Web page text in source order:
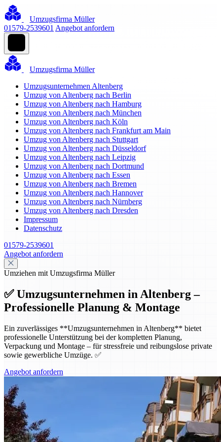
Umzugsfirma Müller
01579-2539601 Angebot anfordern
Umzugsfirma Müller
Umzugsunternehmen Altenberg
Umzug von Altenberg nach Berlin
Umzug von Altenberg nach Hamburg
Umzug von Altenberg nach München
Umzug von Altenberg nach Köln
Umzug von Altenberg nach Frankfurt am Main
Umzug von Altenberg nach Stuttgart
Umzug von Altenberg nach Düsseldorf
Umzug von Altenberg nach Leipzig
Umzug von Altenberg nach Dortmund
Umzug von Altenberg nach Essen
Umzug von Altenberg nach Bremen
Umzug von Altenberg nach Hannover
Umzug von Altenberg nach Nürnberg
Umzug von Altenberg nach Dresden
Impressum
Datenschutz
01579-2539601
Angebot anfordern
Umziehen mit Umzugsfirma Müller
✅ Umzugsunternehmen in Altenberg –
Professionelle Planung & Montage
Ein zuverlässiges **Umzugsunternehmen in Altenberg** bietet
professionelle Unterstützung bei der kompletten Planung,
Verpackung und Montage – für stressfreie und reibungslose private
sowie gewerbliche Umzüge. ✅
Angebot anfordern